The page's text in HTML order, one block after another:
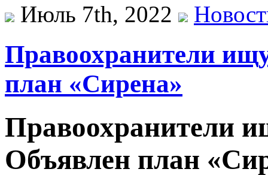
Июль 7th, 2022
Правоохранители
план «Сирена»
Правоохранители
Объявлен план